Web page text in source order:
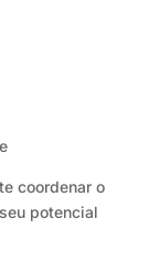
coordenar o
potencial